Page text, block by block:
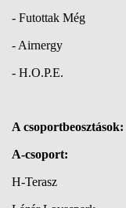
- Futottak Még
- Airnergy
- H.O.P.E.
A csoportbeosztások:
A-csoport:
H-Terasz